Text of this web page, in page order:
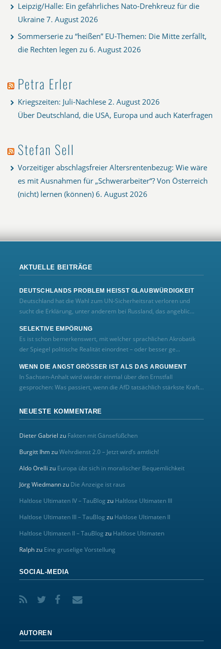
Leipzig/Halle: Ein gefährliches Nato-Drehkreuz für die
Ukraine 7. August 2026
Sommerserie zu “heißen” EU-Themen: Die Mitte zerfällt,
die Rechten legen zu 6. August 2026
Petra Erler
Kriegszeiten: Juli-Nachlese 2. August 2026
Über Deutschland, die USA, Europa und auch Katerfragen
Stefan Sell
Vorzeitiger abschlagsfreier Altersrentenbezug: Wie wäre
es mit Ausnahmen für „Schwerarbeiter“? Von Österreich
(nicht) lernen (können) 6. August 2026
AKTUELLE BEITRÄGE
DEUTSCHLANDS PROBLEM HEISST GLAUBWÜRDIGKEIT
Deutschland hat die Wahl zum UN‑Sicherheitsrat verloren und
sucht die Erklärung, unter anderem bei Russland, das angeblic...
SELEKTIVE EMPÖRUNG
Es ist schon bemerkenswert, mit welcher sprachlichen Akrobatik
der Spiegel politische Realität einordnet – oder besser ge...
WENN DIE ANGST GRÖSSER IST ALS DAS ARGUMENT
In Sachsen-Anhalt wird wieder einmal über den Ernstfall
gesprochen: Was passiert, wenn die AfD tatsächlich stärkste Kraft...
NEUESTE KOMMENTARE
Dieter Gabriel zu Fakten mit Gänsefüßchen
Burgitt IhmzuWehrdienst 2.0 – Jetzt wird’s amtlich!
Aldo Orelli zu Europa übt sich in moralischer Bequemlichkeit
Jörg Wiedmannzu Die Anzeige ist raus
Haltlose Ultimaten IV – TauBlog zu Haltlose Ultimaten III
Haltlose Ultimaten III – TauBlog zu Haltlose Ultimaten II
Haltlose Ultimaten II – TauBlog zu Haltlose Ultimaten
Ralphzu Eine gruselige Vorstellung
SOCIAL-MEDIA
AUTOREN